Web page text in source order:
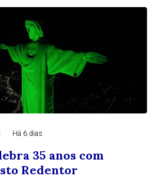
Há 6 dias
35 anos com
Redentor